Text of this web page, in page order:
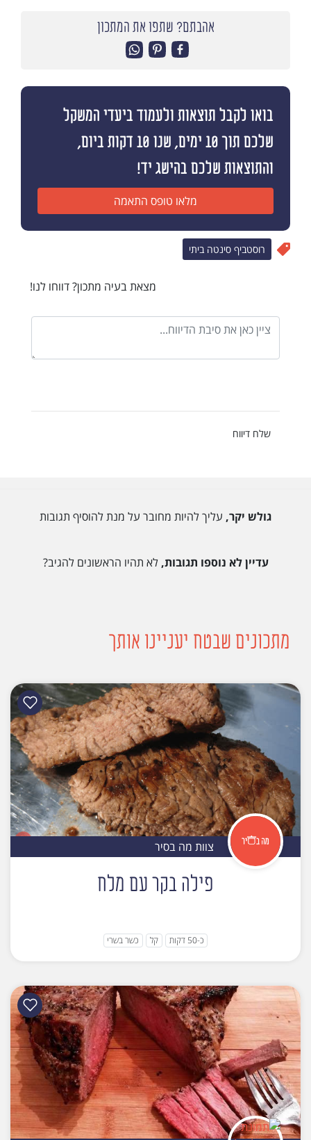
אהבתם? שתפו את המתכון
בואו לקבל תוצאות ולעמוד ביעדי המשקל
שלכם תוך 10 ימים, שנו 10 דקות ביום,
והתוצאות שלכם בהישג יד!
מלאו טופס התאמה
רוסטביף סינטה ביתי
מצאת בעיה מתכון? דווחו לנו!
שלח דיווח
גולש יקר, עליך להיות מחובר על מנת להוסיף תגובות
עדיין לא נוספו תגובות,לא תהיו הראשונים להגיב?
מתכונים שבטח יעניינו אותך
צוות מה בסיר
פילה בקר עם מלח
כ-50 דקות קל כשר בשרי